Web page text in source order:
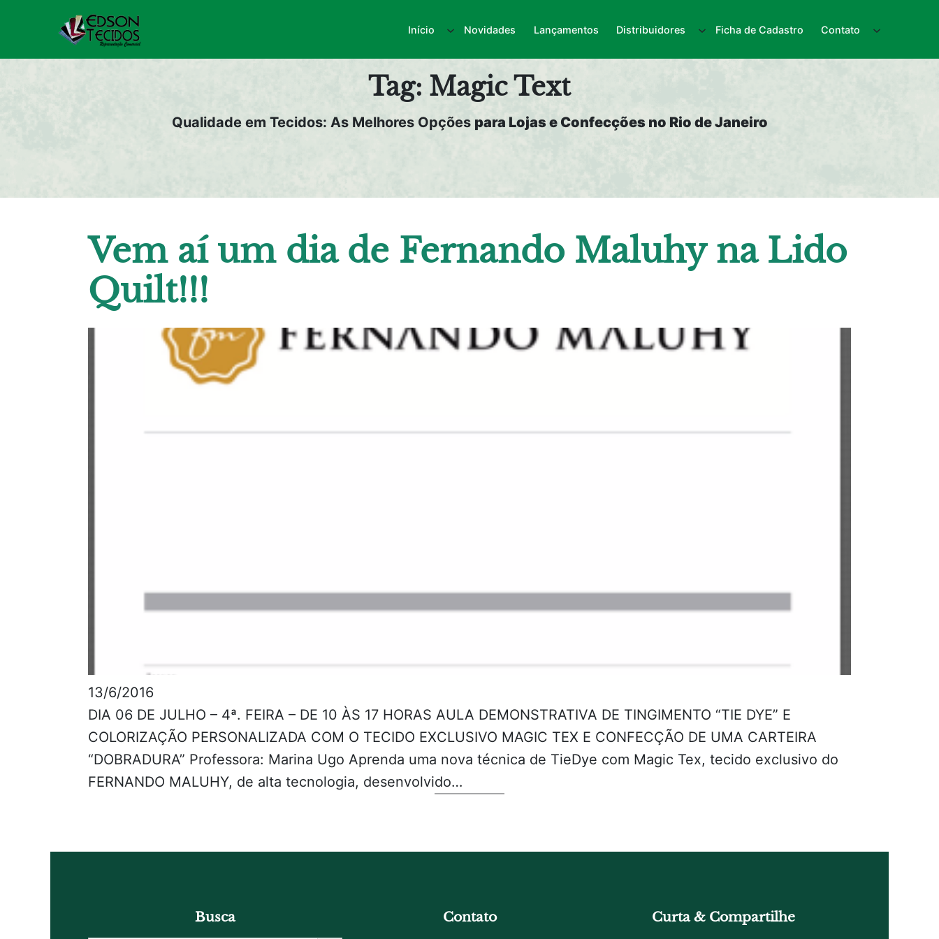
o
Início Novidades Lançamentos Distribuidores Ficha de Cadastro Contato
Tag: Magic Text
Qualidade em Tecidos: As Melhores Opções para Lojas e Confecções no Rio de Janeiro
Vem aí um dia de Fernando Maluhy na Lido
Quilt!!!
13/6/2016
DIA 06 DE JULHO – 4ª. FEIRA – DE 10 ÀS 17 HORAS AULA DEMONSTRATIVA DE TINGIMENTO “TIE DYE” E
COLORIZAÇÃO PERSONALIZADA COM O TECIDO EXCLUSIVO MAGIC TEX E CONFECÇÃO DE UMA CARTEIRA
“DOBRADURA” Professora: Marina Ugo Aprenda uma nova técnica de TieDye com Magic Tex, tecido exclusivo do
FERNANDO MALUHY, de alta tecnologia, desenvolvido…
Busca Contato Curta & Compartilhe